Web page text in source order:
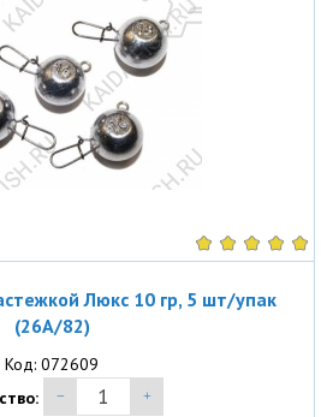
Люкс 10 гр, 5 шт/упак
(26A/82)
Код: 072609